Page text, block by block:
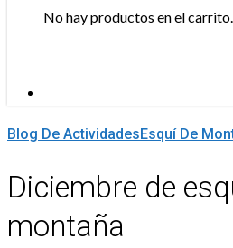
No hay productos en el carrito.
Blog De ActividadesEsquí De
Diciembre de
montaña